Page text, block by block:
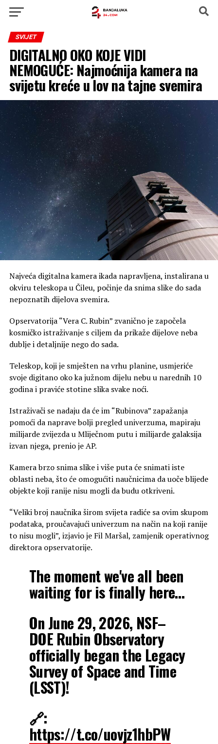
SVIJET
DIGITALNO OKO KOJE VIDI
NEMOGUĆE: Najmoćnija kamera na
svijetu kreće u lov na tajne svemira
Najveća digitalna kamera ikada napravljena, instalirana u
okviru teleskopa u Čileu, počinje da snima slike do sada
nepoznatih dijelova svemira.
Opservatorija “Vera C. Rubin” zvanično je započela
kosmičko istraživanje s ciljem da prikaže dijelove neba
dublje i detaljnije nego do sada.
Teleskop, koji je smješten na vrhu planine, usmjeriće
svoje digitano oko ka južnom dijelu nebu u narednih 10
godina i praviće stotine slika svake noći.
Istraživači se nadaju da će im “Rubinova” zapažanja
pomoći da naprave bolji pregled univerzuma, mapiraju
milijarde zvijezda u Mliječnom putu i milijarde galaksija
izvan njega, prenio je AP.
Kamera brzo snima slike i više puta će snimati iste
oblasti neba, što će omogućiti naučnicima da uoče blijede
objekte koji ranije nisu mogli da budu otkriveni.
“Veliki broj naučnika širom svijeta radiće sa ovim skupom
podataka, proučavajući univerzum na način na koji ranije
to nisu mogli”, izjavio je Fil Maršal, zamjenik operativnog
direktora opservatorije.
The moment we've all been
waiting for is finally here…
On June 29, 2026, NSF–
DOE Rubin Observatory
officially began the Legacy
Survey of Space and Time
(LSST)!
🔗:
https://t.co/uovjz1hbPW